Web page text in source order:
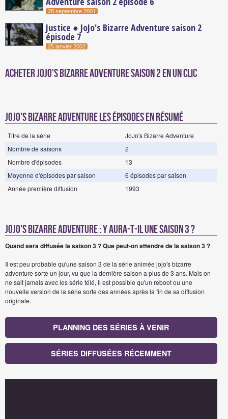
28 septembre 2001
Justice ● JoJo's Bizarre Adventure saison 2
épisode 7
25 janvier 2002
Acheter JoJo's Bizarre Adventure Saison 2 en un clic
jojo's bizarre adventure les épisodes en résumé
Titre de la série
JoJo's Bizarre Adventure
Nombre de saisons
2
Nombre d'épisodes
13
Moyenne d'épisodes par saison
6 épisodes par saison
Année première diffusion
1993
jojo's bizarre adventure : Y aura-t-il une saison 3 ?
Quand sera diffusée la saison 3 ?Que peut-on attendre de la saison 3 ?
Il est peu probable qu'une saison 3 de la série animée jojo's bizarre
adventure sorte un jour, vu que la dernière saison a plus de 3 ans. Mais on
ne sait jamais avec les série télé, il est possible qu'un reboot ou une
nouvelle version de la série sorte des années après la fin de sa diffusion
originale.
PLANNING DES SÉRIES À VENIR
SÉRIES DIFFUSÉES RÉCEMMENT